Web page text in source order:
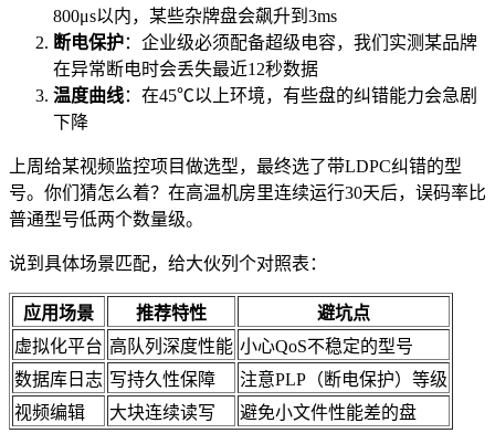
800μs以内，某些杂牌盘会飙升到3ms
断电保护：企业级必须配备超级电容，我们实测某品牌
在异常断电时会丢失最近12秒数据
温度曲线：在45℃以上环境，有些盘的纠错能力会急剧
下降
上周给某视频监控项目做选型，最终选了带LDPC纠错的型
号。你们猜怎么着？在高温机房里连续运行30天后，误码率比
普通型号低两个数量级。
说到具体场景匹配，给大伙列个对照表：
应用场景 推荐特性
避坑点
虚拟化平台 高队列深度性能 小心QoS不稳定的型号
数据库日志 写持久性保障
注意PLP（断电保护）等级
视频编辑
大块连续读写 避免小文件性能差的盘